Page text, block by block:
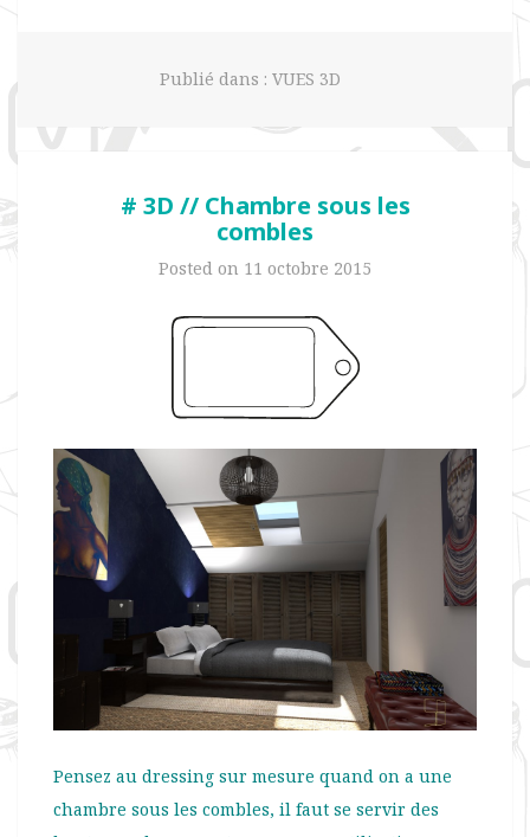
Publié dans : VUES 3D
# 3D // Chambre sous les
combles
Posted on 11 octobre 2015
Pensez au dressing sur mesure quand on a une
chambre sous les combles, il faut se servir des